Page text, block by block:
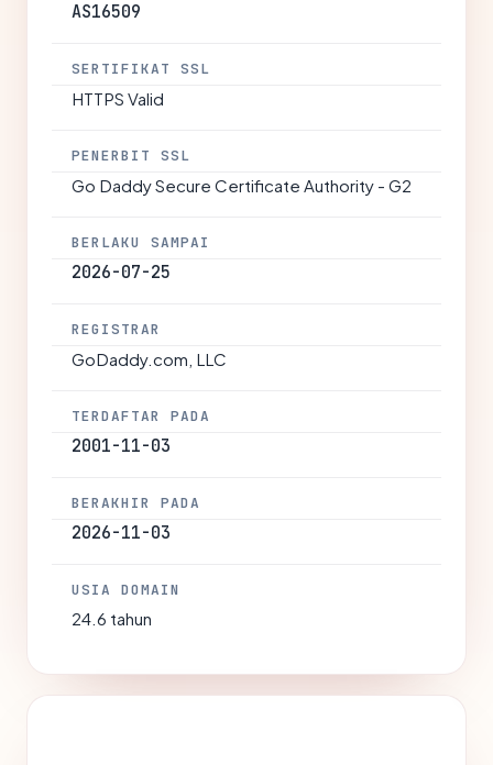
AS16509
SERTIFIKAT SSL
HTTPS Valid
PENERBIT SSL
Go Daddy Secure Certificate Authority - G2
BERLAKU SAMPAI
2026-07-25
REGISTRAR
GoDaddy.com, LLC
TERDAFTAR PADA
2001-11-03
BERAKHIR PADA
2026-11-03
USIA DOMAIN
24.6 tahun